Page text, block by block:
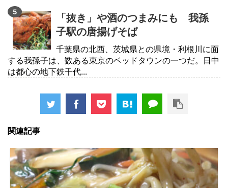
「抜き」や酒のつまみにも 我孫
子駅の唐揚げそば
千葉県の北西、茨城県との県境・利根川に面
する我孫子は、数ある東京のベッドタウンの一つだ。日中
は都心の地下鉄千代...
関連記事